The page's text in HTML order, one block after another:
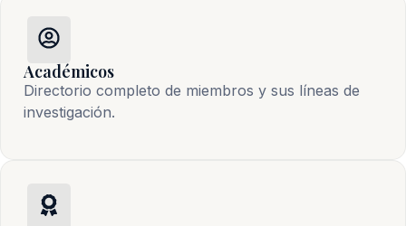
Académicos
Directorio completo de miembros y sus líneas de
investigación.